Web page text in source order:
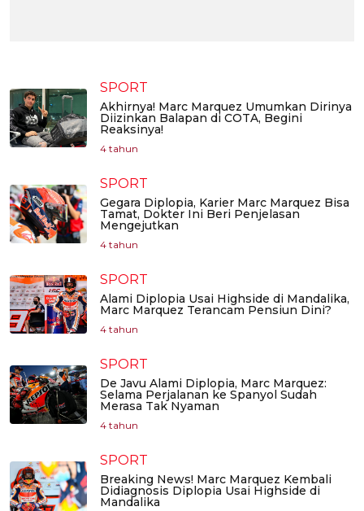
SPORT
Akhirnya! Marc Marquez Umumkan Dirinya
Diizinkan Balapan di COTA, Begini
Reaksinya!
4 tahun
SPORT
Gegara Diplopia, Karier Marc Marquez Bisa
Tamat, Dokter Ini Beri Penjelasan
Mengejutkan
4 tahun
SPORT
Alami Diplopia Usai Highside di Mandalika,
Marc Marquez Terancam Pensiun Dini?
4 tahun
SPORT
De Javu Alami Diplopia, Marc Marquez:
Selama Perjalanan ke Spanyol Sudah
Merasa Tak Nyaman
4 tahun
SPORT
Breaking News! Marc Marquez Kembali
Didiagnosis Diplopia Usai Highside di
Mandalika